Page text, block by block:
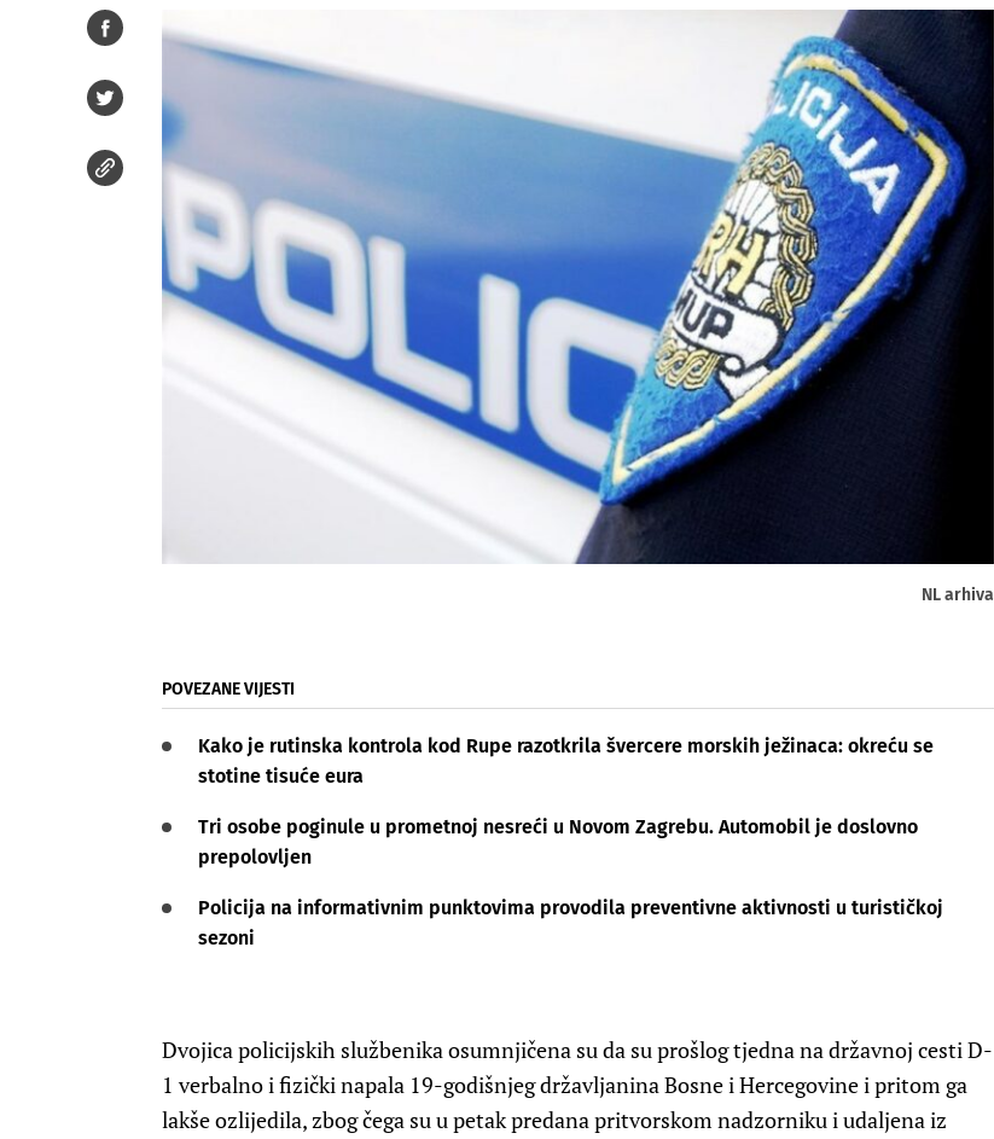
NL arhiva
POVEZANE VIJESTI
Kako je rutinska kontrola kod Rupe razotkrila švercere morskih ježinaca: okreću se
stotine tisuće eura
Tri osobe poginule u prometnoj nesreći u Novom Zagrebu. Automobil je doslovno
prepolovljen
Policija na informativnim punktovima provodila preventivne aktivnosti u turističkoj
sezoni
Dvojica policijskih službenika osumnjičena su da su prošlog tjedna na državnoj cesti D-
1 verbalno i fizički napala 19-godišnjeg državljanina Bosne i Hercegovine i pritom ga
lakše ozlijedila, zbog čega su u petak predana pritvorskom nadzorniku i udaljena iz